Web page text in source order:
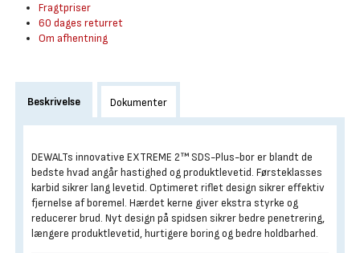
Fragtpriser
60 dages returret
Om afhentning
Beskrivelse Dokumenter
DEWALTs innovative EXTREME 2™ SDS-Plus-bor er blandt de
bedste hvad angår hastighed og produktlevetid. Førsteklasses
karbid sikrer lang levetid. Optimeret riflet design sikrer effektiv
fjernelse af boremel. Hærdet kerne giver ekstra styrke og
reducerer brud. Nyt design på spidsen sikrer bedre penetrering,
længere produktlevetid, hurtigere boring og bedre holdbarhed.